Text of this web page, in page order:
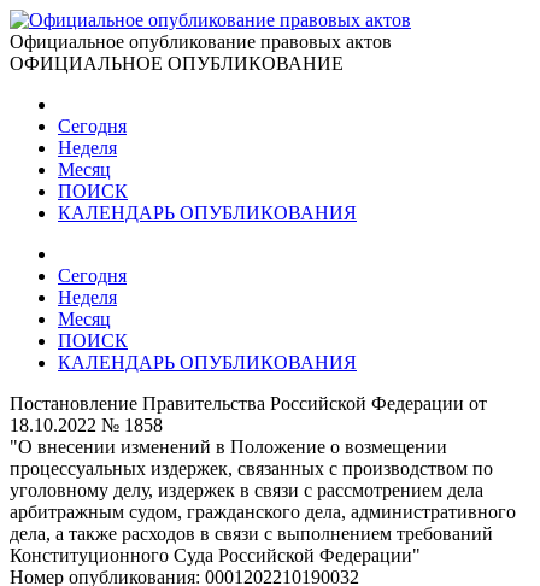
Официальное опубликование правовых актов
ОФИЦИАЛЬНОЕ ОПУБЛИКОВАНИЕ
Сегодня
Неделя
Месяц
ПОИСК
КАЛЕНДАРЬ ОПУБЛИКОВАНИЯ
Сегодня
Неделя
Месяц
ПОИСК
КАЛЕНДАРЬ ОПУБЛИКОВАНИЯ
Постановление Правительства Российской Федерации от
18.10.2022 № 1858
"О внесении изменений в Положение о возмещении
процессуальных издержек, связанных с производством по
уголовному делу, издержек в связи с рассмотрением дела
арбитражным судом, гражданского дела, административного
дела, а также расходов в связи с выполнением требований
Конституционного Суда Российской Федерации"
Номер опубликования: 0001202210190032